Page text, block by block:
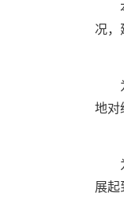
况，
地对
展起